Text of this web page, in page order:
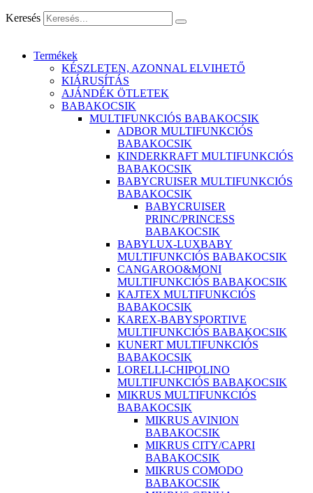
Keresés
Termékek
KÉSZLETEN, AZONNAL ELVIHETŐ
KIÁRUSÍTÁS
AJÁNDÉK ÖTLETEK
BABAKOCSIK
MULTIFUNKCIÓS BABAKOCSIK
ADBOR MULTIFUNKCIÓS
BABAKOCSIK
KINDERKRAFT MULTIFUNKCIÓS
BABAKOCSIK
BABYCRUISER MULTIFUNKCIÓS
BABAKOCSIK
BABYCRUISER
PRINC/PRINCESS
BABAKOCSIK
BABYLUX-LUXBABY
MULTIFUNKCIÓS BABAKOCSIK
CANGAROO&MONI
MULTIFUNKCIÓS BABAKOCSIK
KAJTEX MULTIFUNKCIÓS
BABAKOCSIK
KAREX-BABYSPORTIVE
MULTIFUNKCIÓS BABAKOCSIK
KUNERT MULTIFUNKCIÓS
BABAKOCSIK
LORELLI-CHIPOLINO
MULTIFUNKCIÓS BABAKOCSIK
MIKRUS MULTIFUNKCIÓS
BABAKOCSIK
MIKRUS AVINION
BABAKOCSIK
MIKRUS CITY/CAPRI
BABAKOCSIK
MIKRUS COMODO
BABAKOCSIK